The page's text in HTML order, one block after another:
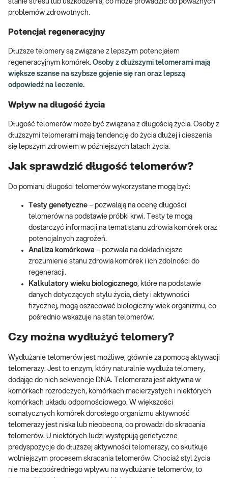
problemów zdrowotnych.
Potencjał regeneracyjny
Dłuższe telomery są związane z lepszym potencjałem
regeneracyjnym komórek. Osoby z dłuższymi telomerami mają
większe szanse na szybsze gojenie się ran oraz lepszą
odpowiedź na leczenie.
Wpływ na długość życia
Długość telomerów może być związana z długością życia. Osoby z
dłuższymi telomerami mają tendencję do życia dłużej i cieszenia
się lepszym zdrowiem w późniejszych latach życia.
Jak sprawdzić długość telomerów?
Do pomiaru długości telomerów wykorzystane mogą być:
Testy genetyczne – pozwalają na ocenę długości
telomerów na podstawie próbki krwi. Testy te mogą
dostarczyć informacji na temat stanu zdrowia komórek oraz
potencjalnych zagrożeń.
Analiza komórkowa – pozwala na dokładniejsze
zrozumienie stanu zdrowia komórek i ich zdolności do
regeneracji.
Kalkulatory wieku biologicznego, które na podstawie
danych dotyczących stylu życia, diety i aktywności
fizycznej, mogą oszacować biologiczny wiek organizmu, co
pośrednio wskazuje na stan telomerów.
Czy można wydłużyć telomery?
Wydłużanie telomerów jest możliwe, głównie za pomocą aktywacji
telomerazy. Jest to enzym, który naturalnie wydłuża telomery,
dodając do nich sekwencje DNA. Telomeraza jest aktywna w
komórkach rozrodczych, komórkach macierzystych i niektórych
komórkach układu odpornościowego. W większości
somatycznych komórek dorosłego organizmu aktywność
telomerazy jest niska lub nieobecna, co prowadzi do skracania
telomerów. U niektórych ludzi występują genetyczne
predyspozycje do dłuższej aktywności telomerazy, co skutkuje
wolniejszym procesem skracania telomerów. Chociaż styl życia
nie ma bezpośredniego wpływu na wydłużanie telomerów, to